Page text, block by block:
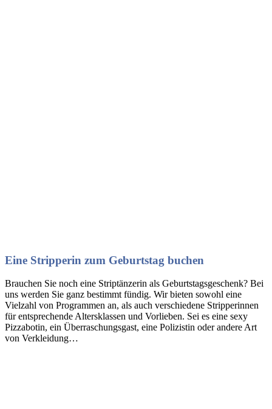
Eine Stripperin zum Geburtstag buchen
Brauchen Sie noch eine Striptänzerin als Geburtstagsgeschenk? Bei
uns werden Sie ganz bestimmt fündig. Wir bieten sowohl eine
Vielzahl von Programmen an, als auch verschiedene Stripperinnen
für entsprechende Altersklassen und Vorlieben. Sei es eine sexy
Pizzabotin, ein Überraschungsgast, eine Polizistin oder andere Art
von Verkleidung…